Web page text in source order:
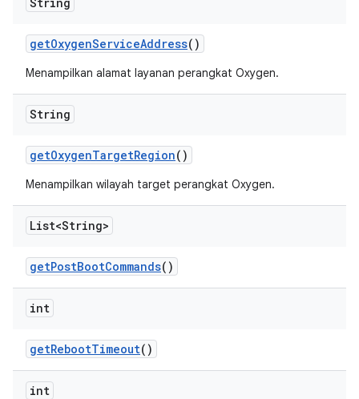
getOxygenServiceAddress()
Menampilkan alamat layanan perangkat Oxygen.
String
getOxygenTargetRegion()
Menampilkan wilayah target perangkat Oxygen.
List<String>
getPostBootCommands()
int
getRebootTimeout()
int